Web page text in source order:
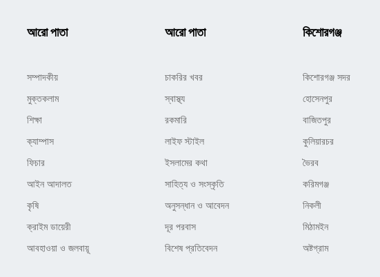
আরো পাতা
সম্পাদকীয়
মুক্তকলাম
শিক্ষা
ক্যাম্পাস
ফিচার
আইন আদালত
কৃষি
ক্রাইম ডায়েরী
আবহাওয়া ও জলবায়ূ
আরো পাতা
চাকরির খবর
স্বাস্থ্য
রকমারি
লাইফ স্টাইল
ইসলামের কথা
সাহিত্য ও সংস্কৃতি
অনুসন্ধান ও আবেদন
দূর পরবাস
বিশেষ প্রতিবেদন
কিশোরগঞ্জ
কিশোরগঞ্জ সদর
হোসেনপুর
বাজিতপুর
কুলিয়ারচর
ভৈরব
করিমগঞ্জ
নিকলী
মিঠামইন
অষ্টগ্রাম